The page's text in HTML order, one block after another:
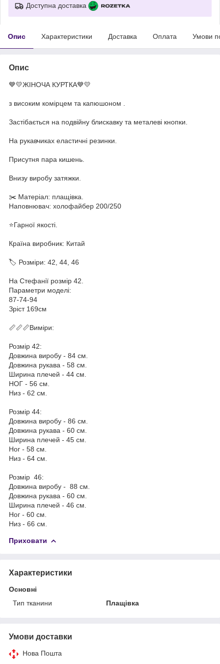
Доступна доставка
Опис Характеристики Доставка Оплата Умови
Опис
💙💛ЖІНОЧА КУРТКА💙💛
з високим комірцем та капюшоном .
Застібається на подвійну блискавку та металеві кнопки.
На рукавчиках еластичні резинки.
Присутня пара кишень.
Внизу виробу затяжки.
✂️ Матеріал: плащівка.
Наповнювач: холофайбер 200/250
⭐️Гарної якості.
Країна виробник: Китай
🏷 Розміри: 42, 44, 46
На Стефанії розмір 42.
Параметри моделі:
87-74-94
Зріст 169см
📏📏📏Виміри:
Розмір 42:
Довжина виробу - 84 см.
Довжина рукава - 58 см.
Ширина плечей - 44 см.
НОГ - 56 см.
Низ - 62 см.
Розмір 44:
Довжина виробу - 86 см.
Довжина рукава - 60 см.
Ширина плечей - 45 см.
Ног - 58 см.
Низ - 64 см.
Розмір 46:
Довжина виробу - 88 см.
Довжина рукава - 60 см.
Ширина плечей - 46 см.
Ног - 60 см.
Низ - 66 см.
Приховати
Характеристики
Основні
Тип тканини
Плащівка
Умови доставки
Нова Пошта